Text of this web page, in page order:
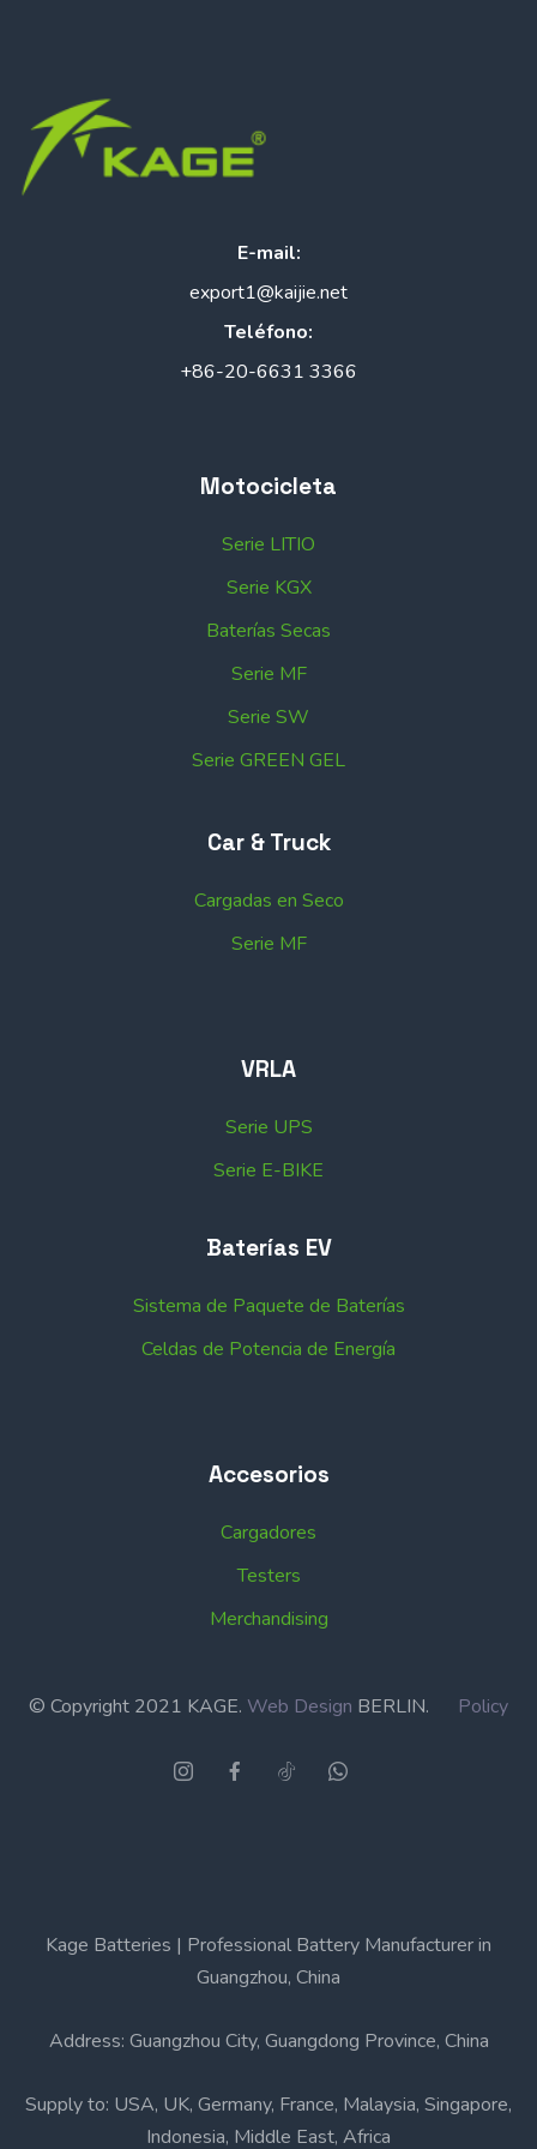
E-mail:
export1@kaijie.net
Teléfono:
+86-20-6631 3366
Motocicleta
Serie LITIO
Serie KGX
Baterías Secas
Serie MF
Serie SW
Serie GREEN GEL
Car & Truck
Cargadas en Seco
Serie MF
VRLA
Serie UPS
Serie E-BIKE
Baterías EV
Sistema de Paquete de Baterías
Celdas de Potencia de Energía
Accesorios
Cargadores
Testers
Merchandising
© Copyright 2021 KAGE. Web Design BERLIN. Policy
Kage Batteries | Professional Battery Manufacturer in
Guangzhou, China
Address: Guangzhou City, Guangdong Province, China
Supply to: USA, UK, Germany, France, Malaysia, Singapore,
Indonesia, Middle East, Africa